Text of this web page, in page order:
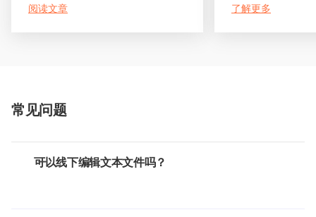
阅读文章
了解更多
常见问题
可以线下编辑文本文件吗？